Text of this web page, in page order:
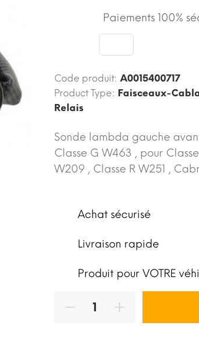
Paiements 100%
Code produit: A0015400717
Product Type: Faisceaux-
Relais
Sonde lambda gauche
Classe G W463 , pour
W209 , Classe R W251 ,
Achat sécurisé
Livraison rapide
Produit pour VOTRE